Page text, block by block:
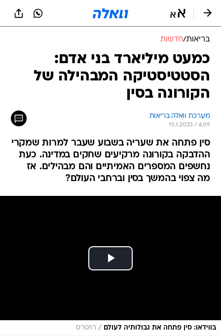
בריאות/חדשות
כמעט מיליארד בני אדם:
הסטטיסטיקה המבהילה של
הקורונה בסין
מערכת וואלה בריאות
15.1.2023 / 4:09
סין פתחה את שעריה בשבוע שעבר למרות שמקרי
ההדבקה בקורונה מרקיעים שחקים במדינה. כעת
נחשפים המספרים האמיתיים והם מבהילים. אז
מה צפוי בהמשך בסין וברחבי העולם?
בווידאו: סין פתחה את גבולותיה לעולם / רויטרס